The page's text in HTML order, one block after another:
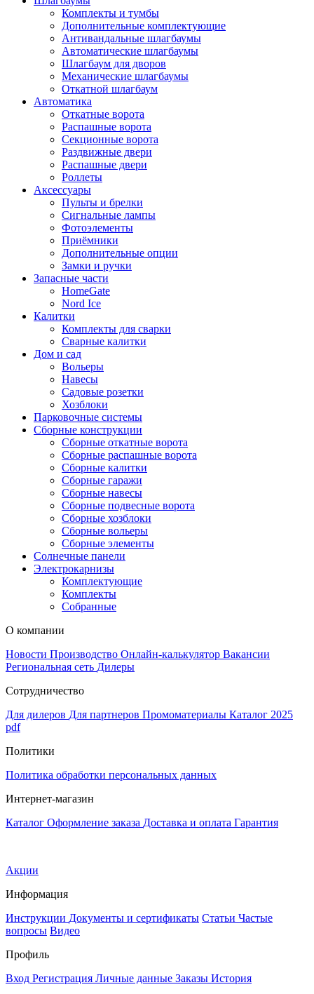
Комплекты и тумбы
Дополнительные комплектующие
Антивандальные шлагбаумы
Автоматические шлагбаумы
Шлагбаум для дворов
Механические шлагбаумы
Откатной шлагбаум
Автоматика
Откатные ворота
Распашные ворота
Секционные ворота
Раздвижные двери
Распашные двери
Роллеты
Аксессуары
Пульты и брелки
Сигнальные лампы
Фотоэлементы
Приёмники
Дополнительные опции
Замки и ручки
Запасные части
HomeGate
Nord Ice
Калитки
Комплекты для сварки
Сварные калитки
Дом и сад
Вольеры
Навесы
Садовые розетки
Хозблоки
Парковочные системы
Сборные конструкции
Сборные откатные ворота
Сборные распашные ворота
Сборные калитки
Сборные гаражи
Сборные навесы
Сборные подвесные ворота
Сборные хозблоки
Сборные вольеры
Сборные элементы
Солнечные панели
Электрокарнизы
Комплектующие
Комплекты
Собранные
О компании
Новости Производство Онлайн-калькулятор Вакансии
Региональная сеть Дилеры
Сотрудничество
Для дилеров Для партнеров Промоматериалы Каталог 2025
pdf
Политики
Политика обработки персональных данных
Интернет-магазин
Каталог Оформление заказа Доставка и оплата Гарантия
Акции
Информация
Инструкции Документы и сертификаты Статьи Частые
вопросы Видео
Профиль
Вход Регистрация Личные данные Заказы История